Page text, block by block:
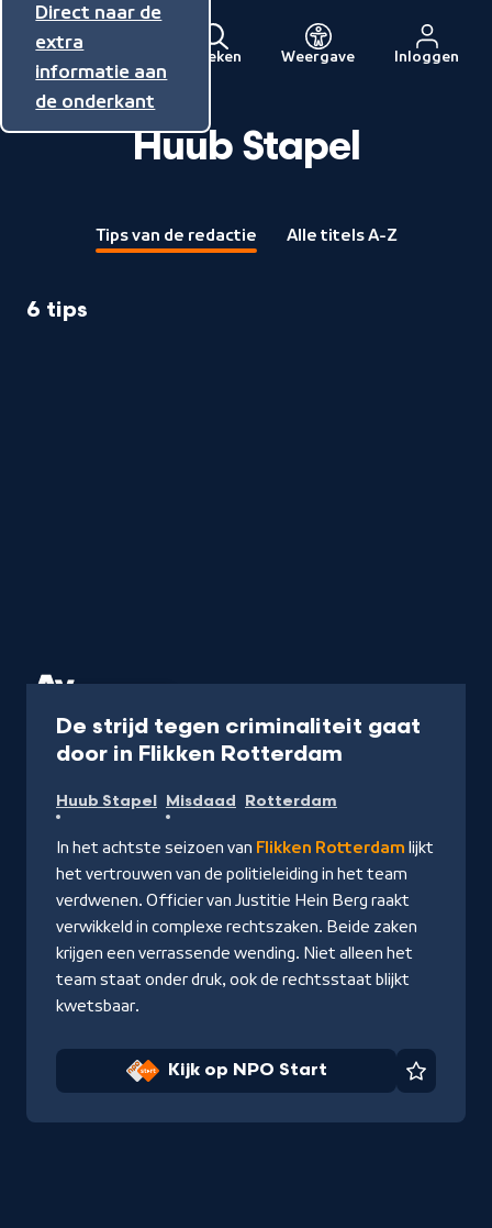
Direct naar de
inhoud
Direct naar de
hoofdnavigatie
Direct naar de
extra
informatie aan
de onderkant
Menu
Naar
de
beginpagina
Zoeken Weergave Inloggen
Huub Stapel
Tips van de redactie Alle titels A-Z
6 tips
De strijd tegen criminaliteit gaat
door in Flikken Rotterdam
NPO
Start
Huub Stapel Misdaad Rotterdam
In het achtste seizoen van Flikken Rotterdam lijkt
het vertrouwen van de politieleiding in het team
verdwenen. Officier van Justitie Hein Berg raakt
verwikkeld in complexe rechtszaken. Beide zaken
krijgen een verrassende wending. Niet alleen het
team staat onder druk, ook de rechtsstaat blijkt
kwetsbaar.
Kijk op NPO Start